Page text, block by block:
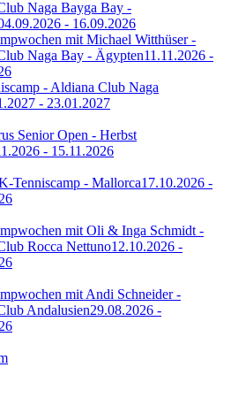
Naga Bayga Bay -
- 16.09.2026
mit Michael Witthüser -
Naga Bay - Ägypten11.11.2026 -
- Aldiana Club Naga
- 23.01.2027
Senior Open - Herbst
- 15.11.2026
Tenniscamp - Mallorca17.10.2026 -
mit Oli & Inga Schmidt -
Rocca Nettuno12.10.2026 -
mit Andi Schneider -
Andalusien29.08.2026 -